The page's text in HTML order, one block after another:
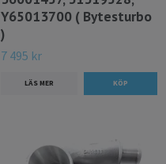
Y65013700 ( Bytesturbo
)
7 495 kr
LÄS MER